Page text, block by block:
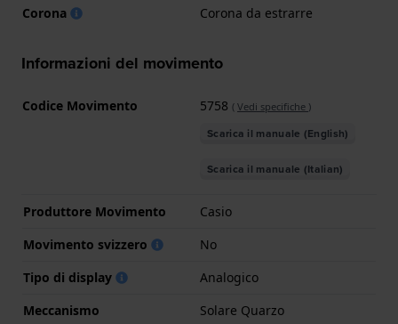
Corona
Corona da estrarre
Informazioni del movimento
Codice Movimento 5758 ( Vedi specifiche )
Scarica il manuale (English)
Scarica il manuale (Italian)
Produttore Movimento
Casio
Movimento svizzero
No
Tipo di display
Analogico
Meccanismo
Solare Quarzo